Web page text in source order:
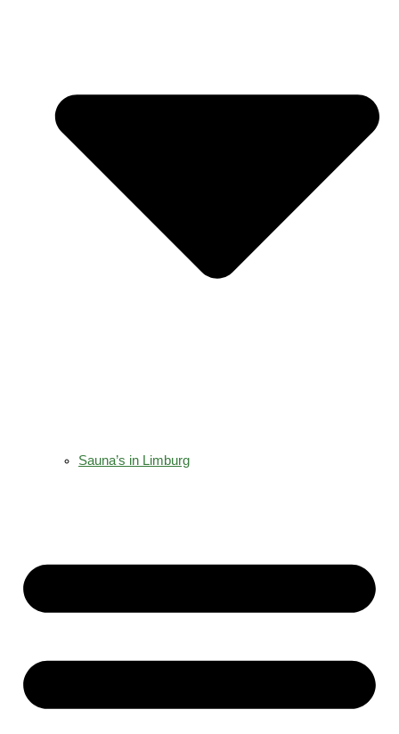
Sauna’s in Limburg